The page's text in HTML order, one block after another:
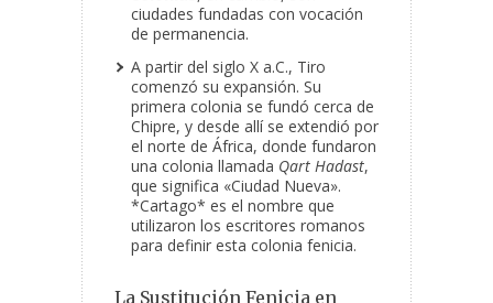
ciudades fundadas con vocación
de permanencia.
A partir del siglo X a.C., Tiro
comenzó su expansión. Su
primera colonia se fundó cerca de
Chipre, y desde allí se extendió por
el norte de África, donde fundaron
una colonia llamada Qart Hadast,
que significa «Ciudad Nueva».
*Cartago* es el nombre que
utilizaron los escritores romanos
para definir esta colonia fenicia.
La Sustitución Fenicia en